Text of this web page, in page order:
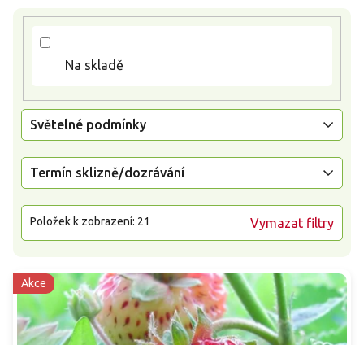
Na skladě
Světelné podmínky
Termín sklizně/dozrávání
Vymazat filtry
Položek k zobrazení: 21
Akce